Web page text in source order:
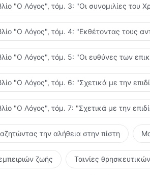
"Ο Λόγος", τόμ. 3: "Οι συνομιλίες του
"Ο Λόγος", τόμ. 4: "Εκθέτοντας τους
"Ο Λόγος", τόμ. 5: "Οι ευθύνες των
"Ο Λόγος", τόμ. 6: "Σχετικά με την
"Ο Λόγος", τόμ. 7: "Σχετικά με την
την αλήθεια στην πίστη
ζωής Ταινίες